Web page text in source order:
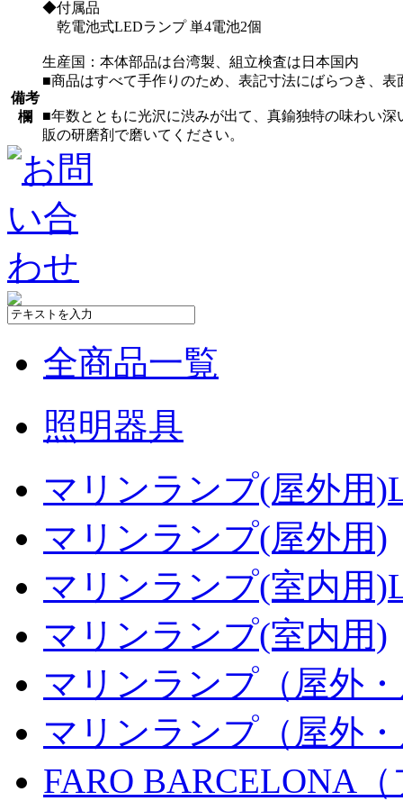
◆付属品
乾電池式LEDランプ 単4電池2個
生産国：本体部品は台湾製、組立検査は日本国内
備考
欄
■商品はすべて手作りのため、表記寸法にばらつき、
■年数とともに光沢に渋みが出て、真鍮独特の味わい
販の研磨剤で磨いてください。
全商品一覧
照明器具
マリンランプ(屋外用
マリンランプ(屋外用)
マリンランプ(室内用
マリンランプ(室内用)
マリンランプ（屋外
マリンランプ（屋外
FARO BARCELONA